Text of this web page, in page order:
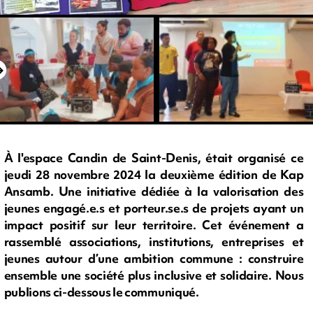
À l'espace Candin de Saint-Denis, était organisé ce
jeudi 28 novembre 2024 la deuxième édition de Kap
Ansamb. Une initiative dédiée à la valorisation des
jeunes engagé.e.s et porteur.se.s de projets ayant un
impact positif sur leur territoire. Cet événement a
rassemblé associations, institutions, entreprises et
jeunes autour d’une ambition commune : construire
ensemble une société plus inclusive et solidaire. Nous
publions ci-dessous le communiqué.